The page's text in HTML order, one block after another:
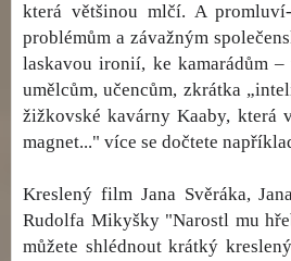
která většinou mlčí. A
problémům a závažným
laskavou ironií, ke kamarádům
umělcům, učencům, zkrátka
žižkovské kavárny Kaaby, která
magnet..." více se dočtete
Kreslený film Jana Svěráka,
Rudolfa Mikyšky "Narostl mu
můžete shlédnout krátký